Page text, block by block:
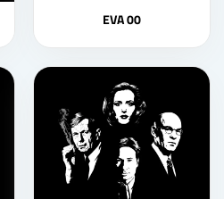
EVA 00